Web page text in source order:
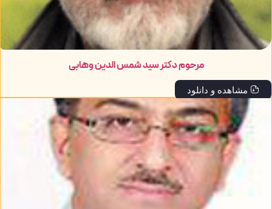
مرحوم دکتر سید شمس الدین وهابی
مشاهده و دانلود